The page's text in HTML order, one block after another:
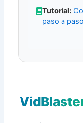
Tutorial:
paso a paso